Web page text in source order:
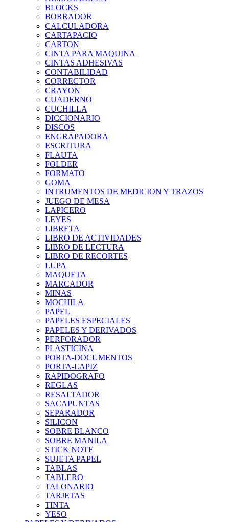
BLOCKS
BORRADOR
CALCULADORA
CARTAPACIO
CARTON
CINTA PARA MAQUINA
CINTAS ADHESIVAS
CONTABILIDAD
CORRECTOR
CRAYON
CUADERNO
CUCHILLA
DICCIONARIO
DISCOS
ENGRAPADORA
ESCRITURA
FLAUTA
FOLDER
FORMATO
GOMA
INTRUMENTOS DE MEDICION Y TRAZOS
JUEGO DE MESA
LAPICERO
LEYES
LIBRETA
LIBRO DE ACTIVIDADES
LIBRO DE LECTURA
LIBRO DE RECORTES
LUPA
MAQUETA
MARCADOR
MINAS
MOCHILA
PAPEL
PAPELES ESPECIALES
PAPELES Y DERIVADOS
PERFORADOR
PLASTICINA
PORTA-DOCUMENTOS
PORTA-LAPIZ
RAPIDOGRAFO
REGLAS
RESALTADOR
SACAPUNTAS
SEPARADOR
SILICON
SOBRE BLANCO
SOBRE MANILA
STICK NOTE
SUJETA PAPEL
TABLAS
TABLERO
TALONARIO
TARJETAS
TINTA
YESO